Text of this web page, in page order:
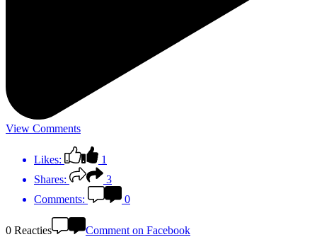
View Comments
Likes:
1
Shares:
3
Comments:
0
0 Reacties
Comment on Facebook